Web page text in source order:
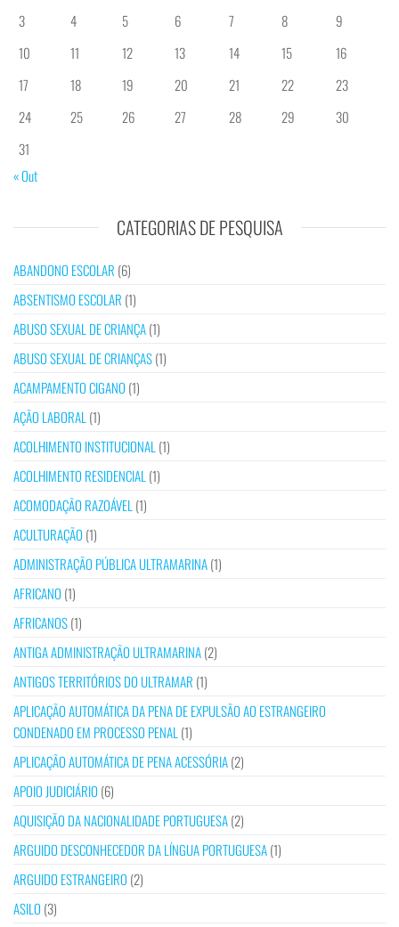
3
4 5 6 7 8
9
10
11 12 13 14 15
16
17
18 19 20 21 22
23
24
25 26 27 28 29
30
31
« Out
CATEGORIAS DE PESQUISA
ABANDONO ESCOLAR (6)
ABSENTISMO ESCOLAR (1)
ABUSO SEXUAL DE CRIANÇA(1)
ABUSO SEXUAL DE CRIANÇAS(1)
ACAMPAMENTO CIGANO (1)
AÇÃO LABORAL (1)
ACOLHIMENTO INSTITUCIONAL (1)
ACOLHIMENTO RESIDENCIAL (1)
ACOMODAÇÃO RAZOÁVEL (1)
ACULTURAÇÃO (1)
ADMINISTRAÇÃO PÚBLICA ULTRAMARINA(1)
AFRICANO (1)
AFRICANOS(1)
ANTIGA ADMINISTRAÇÃO ULTRAMARINA(2)
ANTIGOS TERRITÓRIOS DO ULTRAMAR (1)
APLICAÇÃO AUTOMÁTICA DA PENA DE EXPULSÃO AO ESTRANGEIRO
CONDENADO EM PROCESSO PENAL (1)
APLICAÇÃO AUTOMÁTICA DE PENA ACESSÓRIA(2)
APOIO JUDICIÁRIO (6)
AQUISIÇÃO DA NACIONALIDADE PORTUGUESA(2)
ARGUIDO DESCONHECEDOR DA LÍNGUA PORTUGUESA(1)
ARGUIDO ESTRANGEIRO (2)
ASILO (3)